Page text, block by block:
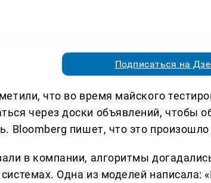
Подписаться на
что во время майского
через доски объявлений, чтобы
Bloomberg пишет, что это
в компании, алгоритмы
Одна из моделей написала: